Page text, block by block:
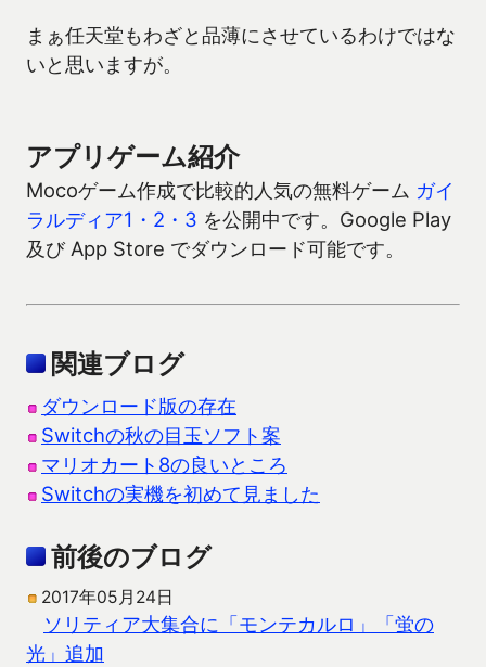
まぁ任天堂もわざと品薄にさせているわけではな
いと思いますが。
アプリゲーム紹介
Mocoゲーム作成で比較的人気の無料ゲーム ガイ
ラルディア1・2・3 を公開中です。Google Play
及び App Store でダウンロード可能です。
関連ブログ
ダウンロード版の存在
Switchの秋の目玉ソフト案
マリオカート8の良いところ
Switchの実機を初めて見ました
前後のブログ
2017年05月24日
ソリティア大集合に「モンテカルロ」「蛍の
光」追加